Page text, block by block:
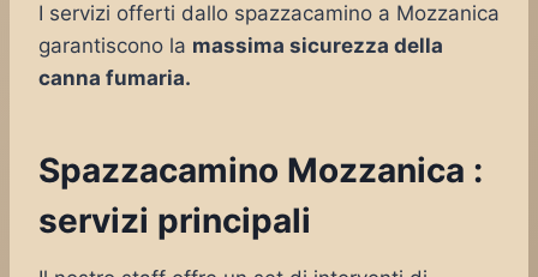
I servizi offerti dallo spazzacamino a Mozzanica
garantiscono la massima sicurezza della
canna fumaria.
Spazzacamino Mozzanica :
servizi principali